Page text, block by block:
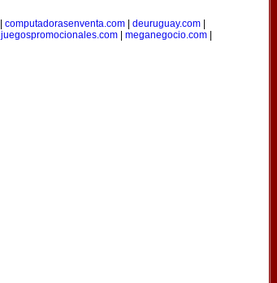
computadorasenventa.com deuruguay.com
juegospromocionales.com meganegocio.com